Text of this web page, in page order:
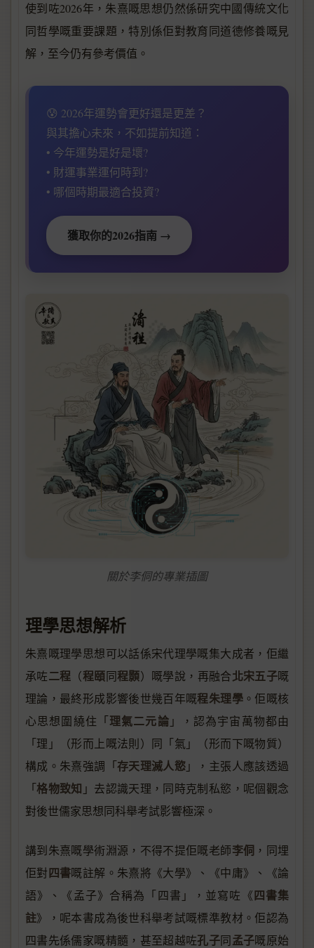
使到咗2026年，朱熹嘅思想仍然係研究中國傳統文化
同哲學嘅重要課題，特別係佢對教育同道德修養嘅見
解，至今仍有參考價值。
😰 2026年運勢會更好還是更差？
與其擔心未來，不如提前知道：
• 今年運勢是好是壞?
• 財運事業運何時到?
• 哪個時期最適合投資?
獲取你的2026指南 →
關於李侗的專業插圖
理學思想解析
朱熹嘅理學思想可以話係宋代理學嘅集大成者，佢繼
承咗二程 （程頤同程顥）嘅學說，再融合北宋五子嘅
理論，最終形成影響後世幾百年嘅程朱理學。佢嘅核
心思想圍繞住「理氣二元論 」，認為宇宙萬物都由
「理」（形而上嘅法則）同「氣」（形而下嘅物質）
構成。朱熹強調「存天理滅人慾」，主張人應該透過
「格物致知 」去認識天理，同時克制私慾，呢個觀念
對後世儒家思想同科舉考試影響極深。
講到朱熹嘅學術淵源，不得不提佢嘅老師李侗 ，同埋
佢對四書嘅註解。朱熹將《大學》、《中庸》、《論
語》、《孟子》合稱為「四書」，並寫咗《四書集
註》，呢本書成為後世科舉考試嘅標準教材。佢認為
四書先係儒家嘅精髓，甚至超越咗孔子同孟子嘅原始